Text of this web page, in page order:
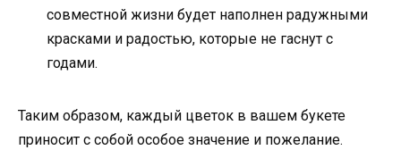
совместной жизни будет наполнен радужными
красками и радостью, которые не гаснут с
годами.
Таким образом, каждый цветок в вашем букете
приносит с собой особое значение и пожелание.